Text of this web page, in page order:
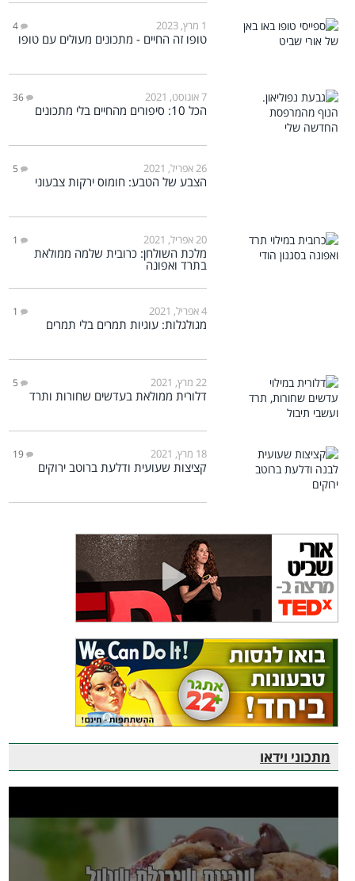
1 מרץ, 2023 4
טופו זה החיים - מתכונים מעולים עם טופו
7 אוגוסט, 2021 36
הכל 10: סיפורים מהחיים בלי מתכונים
26 אפריל, 2021 5
הצבע של הטבע: חומוס ירקות צבעוני
20 אפריל, 2021 1
מלכת השולחן: כרובית שלמה ממולאת
בתרד ואפונה
4 אפריל, 2021 1
מגולגלות: עוגיות תמרים בלי תמרים
22 מרץ, 2021 5
דלורית ממולאת בעדשים שחורות ותרד
18 מרץ, 2021 19
קציצות שעועית ודלעת ברוטב ירוקים
מתכוני וידאו